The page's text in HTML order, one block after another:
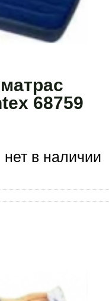
68759
нет в наличии